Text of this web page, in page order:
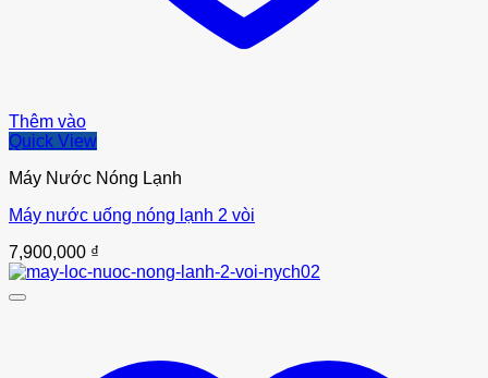
Thêm vào
Quick View
Máy Nước Nóng Lạnh
Máy nước uống nóng lạnh 2 vòi
7,900,000 ₫